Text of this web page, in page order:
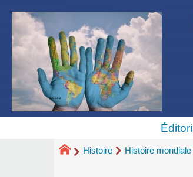
Histoire Histoire mondiale